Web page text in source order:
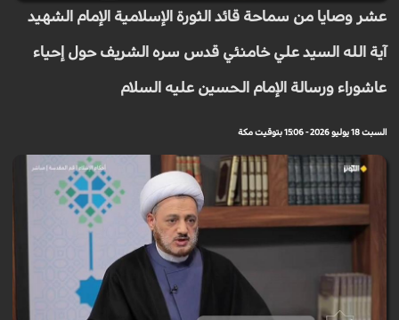
عشر وصايا من سماحة قائد الثورة الإسلامية الإمام الشهيد
آية الله السيد علي خامنئي قدس سره الشريف حول إحياء
عاشوراء ورسالة الإمام الحسين عليه السلام
السبت 18 يوليو 2026 - 15:06 بتوقيت مكة